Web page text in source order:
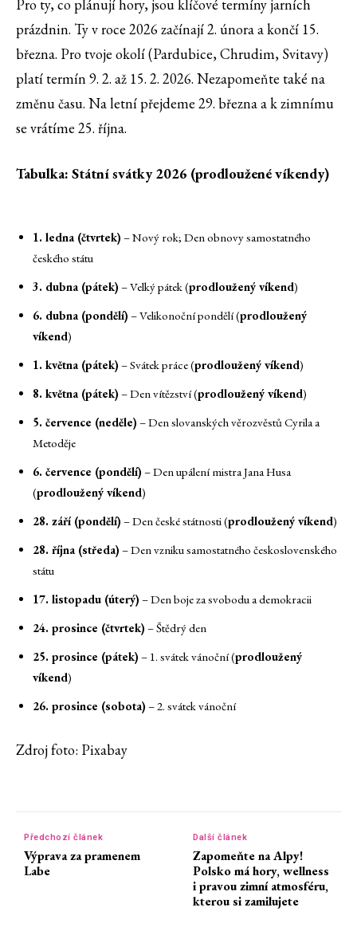
Pro ty, co plánují hory, jsou klíčové termíny jarních
prázdnin. Ty v roce 2026 začínají 2. února a končí 15.
března. Pro tvoje okolí (Pardubice, Chrudim, Svitavy)
platí termín 9. 2. až 15. 2. 2026. Nezapomeňte také na
změnu času. Na letní přejdeme 29. března a k zimnímu
se vrátíme 25. října.
Tabulka: Státní svátky 2026 (prodloužené víkendy)
1. ledna (čtvrtek) – Nový rok; Den obnovy samostatného
českého státu
3. dubna (pátek) – Velký pátek (prodloužený víkend)
6. dubna (pondělí) – Velikonoční pondělí (prodloužený
víkend)
1. května (pátek) – Svátek práce (prodloužený víkend)
8. května (pátek) – Den vítězství (prodloužený víkend)
5. července (neděle) – Den slovanských věrozvěstů Cyrila a
Metoděje
6. července (pondělí) – Den upálení mistra Jana Husa
(prodloužený víkend)
28. září (pondělí) – Den české státnosti (prodloužený víkend)
28. října (středa) – Den vzniku samostatného československého
státu
17. listopadu (úterý) – Den boje za svobodu a demokracii
24. prosince (čtvrtek) – Štědrý den
25. prosince (pátek) – 1. svátek vánoční (prodloužený
víkend)
26. prosince (sobota) – 2. svátek vánoční
Zdroj foto: Pixabay
Předchozí článek
Výprava za pramenem
Labe
Další článek
Zapomeňte na Alpy!
Polsko má hory, wellness
i pravou zimní atmosféru,
kterou si zamilujete